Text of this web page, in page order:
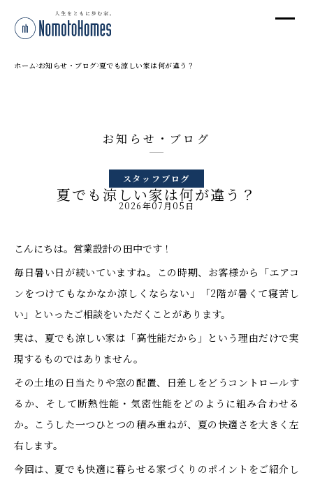
ホーム お知らせ・ブログ 夏でも涼しい家は何が違う？
お知らせ・ブログ
スタッフブログ
夏でも涼しい家は何が違う？
2026年07月05日
こんにちは。営業設計の田中です！
毎日暑い日が続いていますね。この時期、お客様から「エアコ
ンをつけてもなかなか涼しくならない」「2階が暑くて寝苦し
い」といったご相談をいただくことがあります。
実は、夏でも涼しい家は「高性能だから」という理由だけで実
現するものではありません。
その土地の日当たりや窓の配置、日差しをどうコントロールす
るか、そして断熱性能・気密性能をどのように組み合わせる
か。こうした一つひとつの積み重ねが、夏の快適さを大きく左
右します。
今回は、夏でも快適に暮らせる家づくりのポイントをご紹介し